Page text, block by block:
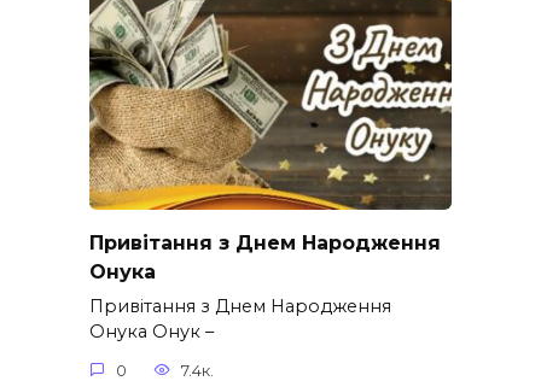
Привітання з Днем Народження
Онука
Привітання з Днем Народження
Онука Онук –
0 7.4к.